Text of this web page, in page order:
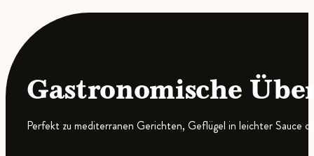
Gastronomische
Perfekt zu mediterranen Gerichten, Geflügel in leichter Sauce